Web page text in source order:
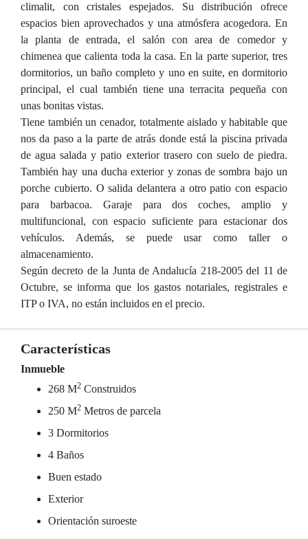
climalit, con cristales espejados. Su distribución ofrece
espacios bien aprovechados y una atmósfera acogedora. En
la planta de entrada, el salón con area de comedor y
chimenea que calienta toda la casa. En la parte superior, tres
dormitorios, un baño completo y uno en suite, en dormitorio
principal, el cual también tiene una terracita pequeña con
unas bonitas vistas.
Tiene también un cenador, totalmente aislado y habitable que
nos da paso a la parte de atrás donde está la piscina privada
de agua salada y patio exterior trasero con suelo de piedra.
También hay una ducha exterior y zonas de sombra bajo un
porche cubierto. O salida delantera a otro patio con espacio
para barbacoa. Garaje para dos coches, amplio y
multifuncional, con espacio suficiente para estacionar dos
vehículos. Además, se puede usar como taller o
almacenamiento.
Según decreto de la Junta de Andalucía 218-2005 del 11 de
Octubre, se informa que los gastos notariales, registrales e
ITP o IVA, no están incluidos en el precio.
Características
Inmueble
268 M2 Construidos
250 M2 Metros de parcela
3 Dormitorios
4 Baños
Buen estado
Exterior
Orientación suroeste